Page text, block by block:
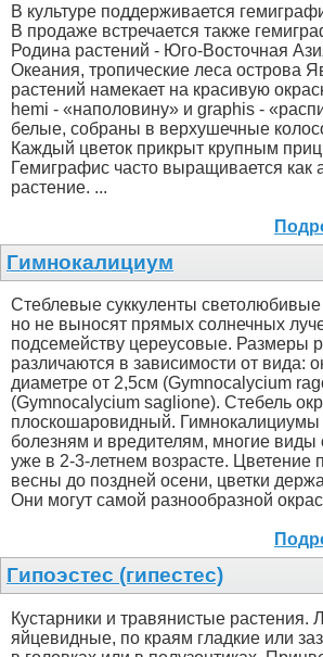
В культуре поддерживается
В продаже встречается также
Родина растений - Юго-Восточная
Океания, тропические леса острова
растений намекает на красивую
hemi - «наполовину» и graphis -
белые, собраны в верхушечные
Каждый цветок прикрыт крупным
Гемиграфис часто выращивается как
растение. ...
Гимнокалициум
Стеблевые суккуленты
но не выносят прямых солнечных
подсемейству цереусовые. Размеры
различаются в зависимости от вида:
диаметре от 2,5см (Gymnocalycium
(Gymnocalycium saglione). Стебель
плоскошаровидный. Гимнокалициумы
болезням и вредителям, многие виды
уже в 2-3-летнем возрасте. Цветение
весны до поздней осени, цветки
Они могут самой разнообразной
Гипоэстес (гипестес)
Кустарники и травянистые растения.
яйцевидные, по краям гладкие или